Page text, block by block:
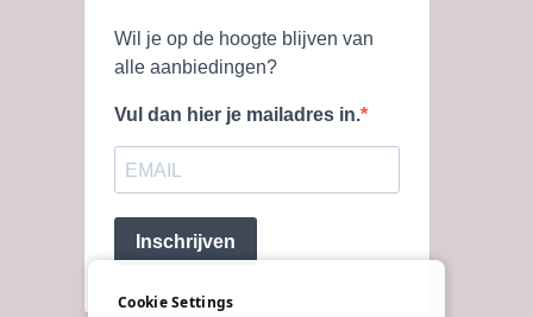
Wil je op de hoogte blijven van
alle aanbiedingen?
Vul dan hier je mailadres in.
Inschrijven
Cookie Settings